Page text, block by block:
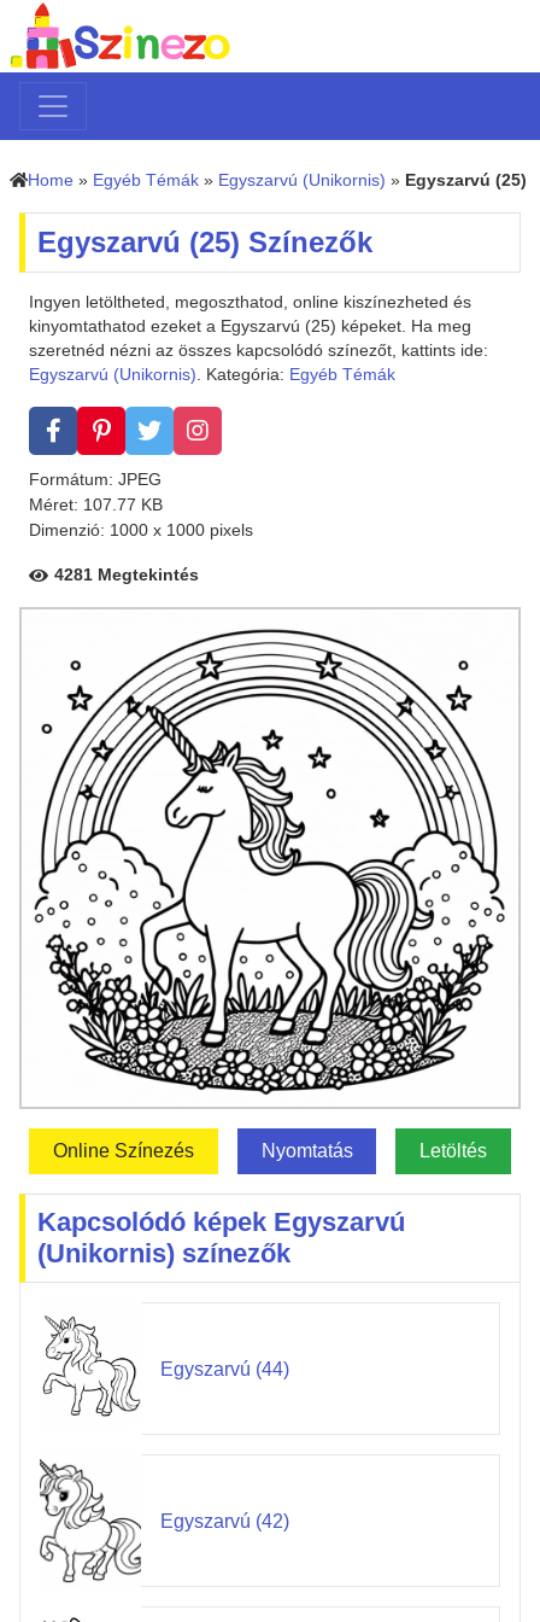
Home » Egyéb Témák » Egyszarvú (Unikornis) » Egyszarvú (25)
Egyszarvú (25) Színezők
Ingyen letöltheted, megoszthatod, online kiszínezheted és
kinyomtathatod ezeket a Egyszarvú (25) képeket. Ha meg
szeretnéd nézni az összes kapcsolódó színezőt, kattints ide:
Egyszarvú (Unikornis). Kategória: Egyéb Témák
Formátum: JPEG
Méret: 107.77 KB
Dimenzió: 1000 x 1000 pixels
4281 Megtekintés
Online Színezés Nyomtatás Letöltés
Kapcsolódó képek Egyszarvú
(Unikornis) színezők
Egyszarvú (44)
Egyszarvú (42)